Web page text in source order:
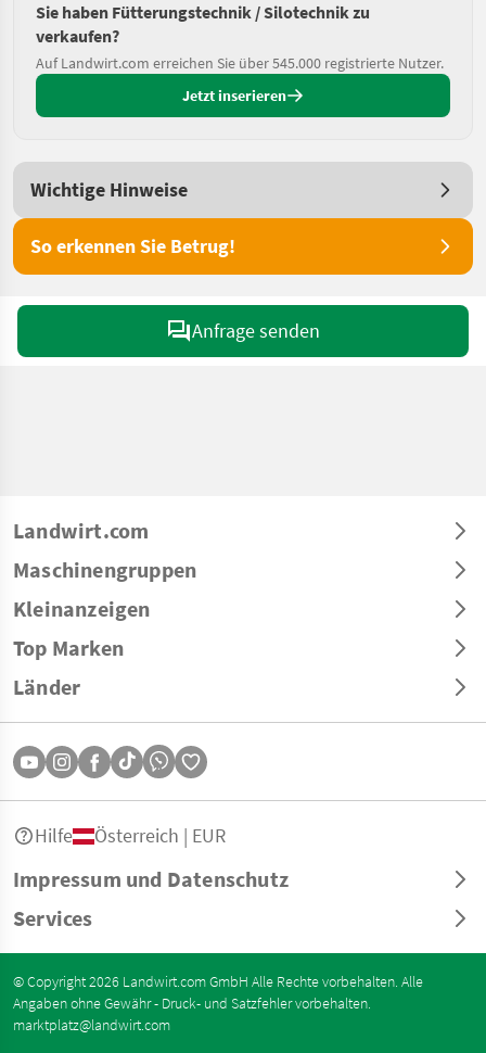
Sie haben Fütterungstechnik / Silotechnik zu
verkaufen?
Auf Landwirt.com erreichen Sie über 545.000 registrierte Nutzer.
Jetzt inserieren
Wichtige Hinweise
So erkennen Sie Betrug!
Anfrage senden
Landwirt.com
Maschinengruppen
Kleinanzeigen
Top Marken
Länder
Impressum und Datenschutz
Services
Hilfe Österreich | EUR
© Copyright 2026 Landwirt.com GmbH Alle Rechte vorbehalten. Alle
Angaben ohne Gewähr - Druck- und Satzfehler vorbehalten.
marktplatz@landwirt.com